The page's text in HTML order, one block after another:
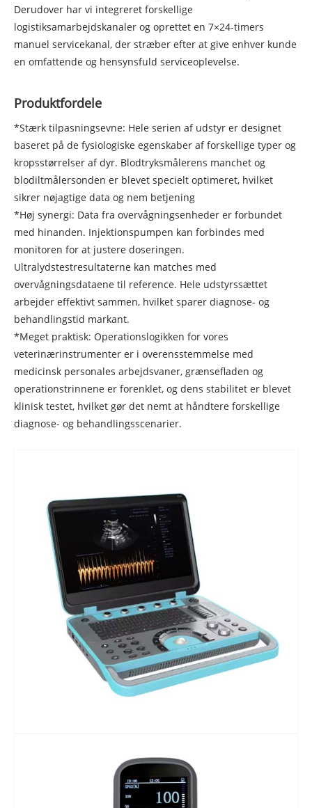
Derudover har vi integreret forskellige
logistiksamarbejdskanaler og oprettet en 7×24-timers
manuel servicekanal, der stræber efter at give enhver kunde
en omfattende og hensynsfuld serviceoplevelse.
Produktfordele
*Stærk tilpasningsevne: Hele serien af ​​udstyr er designet
baseret på de fysiologiske egenskaber af forskellige typer og
kropsstørrelser af dyr. Blodtryksmålerens manchet og
blodiltmålersonden er blevet specielt optimeret, hvilket
sikrer nøjagtige data og nem betjening
*Høj synergi: Data fra overvågningsenheder er forbundet
med hinanden. Injektionspumpen kan forbindes med
monitoren for at justere doseringen.
Ultralydstestresultaterne kan matches med
overvågningsdataene til reference. Hele udstyrssættet
arbejder effektivt sammen, hvilket sparer diagnose- og
behandlingstid markant.
*Meget praktisk: Operationslogikken for vores
veterinærinstrumenter er i overensstemmelse med
medicinsk personales arbejdsvaner, grænsefladen og
operationstrinnene er forenklet, og dens stabilitet er blevet
klinisk testet, hvilket gør det nemt at håndtere forskellige
diagnose- og behandlingsscenarier.